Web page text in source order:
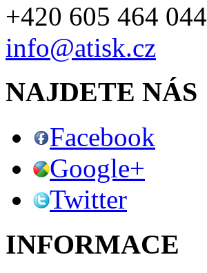
+420 605 464 044
info@atisk.cz
NAJDETE NÁS
Facebook
Google+
Twitter
INFORMACE